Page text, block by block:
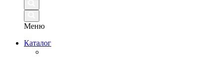
Меню
Каталог